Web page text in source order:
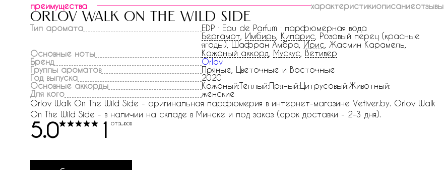
преимущества характеристикиописаниеотзывы
orlov walk on the wild side
Тип аромата EDP · Eau de Parfum · парфюмерная вода
Основные ноты
Бергамот Имбирь Кипарис , Розовый перец (красные
ягоды), Шафран Амбра, Ирис , Жасмин Карамель,
Кожаный аккорд Мускус Ветивер
Бренд
Orlov
Группы ароматов
Пряные, Цветочные и Восточные
Год выпуска
2020
Основные аккорды
Кожаный:Теплый:Пряный:Цитрусовый:Животный:
Для кого
женские
Orlov Walk On The Wild Side - оригинальная парфюмерия в интернет-магазине Vetiver.by. Orlov Walk
On The Wild Side - в наличии на складе в Минске и под заказ (срок доставки - 2-3 дня).
5.0 1 отзывов